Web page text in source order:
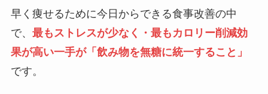
早く痩せるために今日からできる食事改善の中
で、 最もストレスが少なく・最もカロリー削減効
果が高い一手が「飲み物を無糖に統一すること」
です。